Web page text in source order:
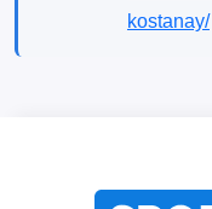
kostanay/